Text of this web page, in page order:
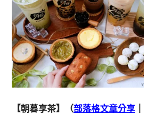
【朝暮享茶】（部落格文章分享